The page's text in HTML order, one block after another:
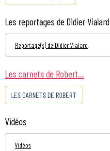
Les reportages de Didier Vialard
Reportage(s) de Didier Vialard
Les carnets de Robert...
LES CARNETS DE ROBERT
Vidéos
Vidéos